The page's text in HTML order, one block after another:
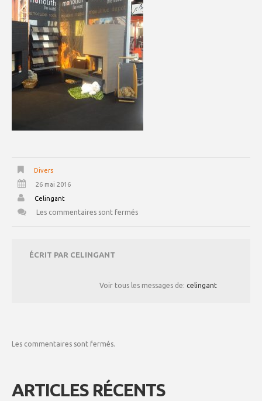
Divers
26 mai 2016
Celingant
Les commentaires sont fermés
ÉCRIT PAR CELINGANT
Voir tous les messages de: celingant
Les commentaires sont fermés.
ARTICLES RÉCENTS